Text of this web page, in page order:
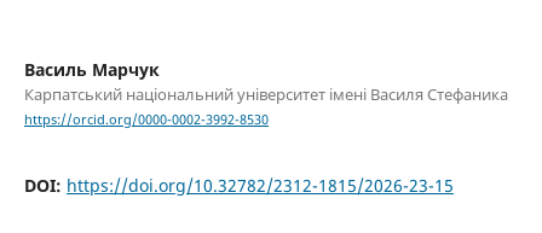
Василь Марчук
Карпатський національний університет імені Василя Стефаника
https://orcid.org/0000-0002-3992-8530
DOI: https://doi.org/10.32782/2312-1815/2026-23-15